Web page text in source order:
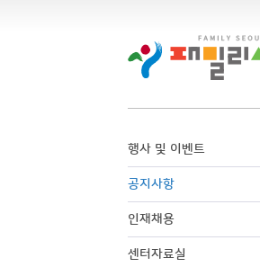
행사 및 이벤트
공지사항
인재채용
센터자료실